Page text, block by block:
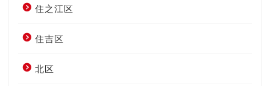
住之江区
住吉区
北区